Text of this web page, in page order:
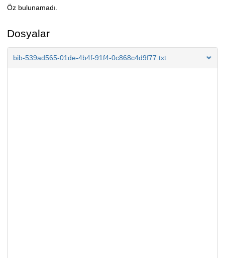
Açıklama
Öz bulunamadı.
Dosyalar
bib-539ad565-01de-4b4f-91f4-0c868c4d9f77.txt